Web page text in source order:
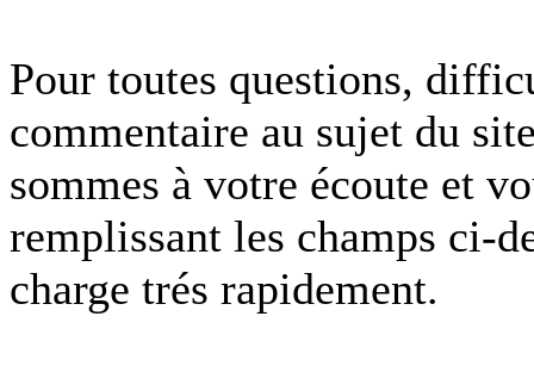
Pour toutes questions,
commentaire au sujet du
sommes à votre écoute et
remplissant les champs ci-
charge trés rapidement.